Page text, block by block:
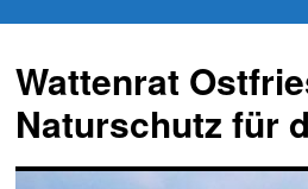
springen
Wattenrat
Naturschutz für